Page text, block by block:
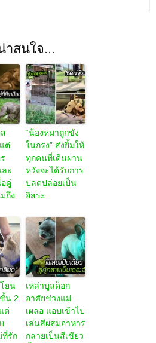
าสนใจ...
ต่
ละ
อคู่
ถึง
“น้องหมาถูกขัง
ในกรง” ส่งยิ้มให้
ทุกคนที่เดินผ่าน
หวังจะได้รับการ
ปลดปล่อยเป็น
อิสระ
โยน
น 2
ต่
ที่รัก
เหล่าบูลด็อก
อาศัยช่วงแม่
เผลอ แอบเข้าไป
เล่นสีผสมอาหาร
กลายเป็นสีเขียว